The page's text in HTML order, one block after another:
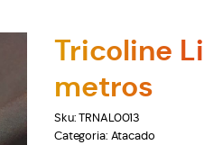
Tricoline
metros
Sku:TRNAL0013
Categoria: Atacado